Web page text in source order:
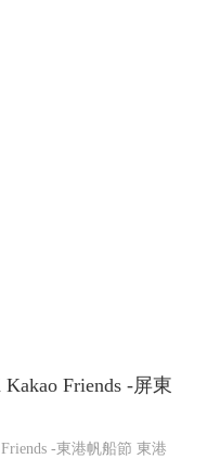
Friends -屏東
-東港帆船節 東港